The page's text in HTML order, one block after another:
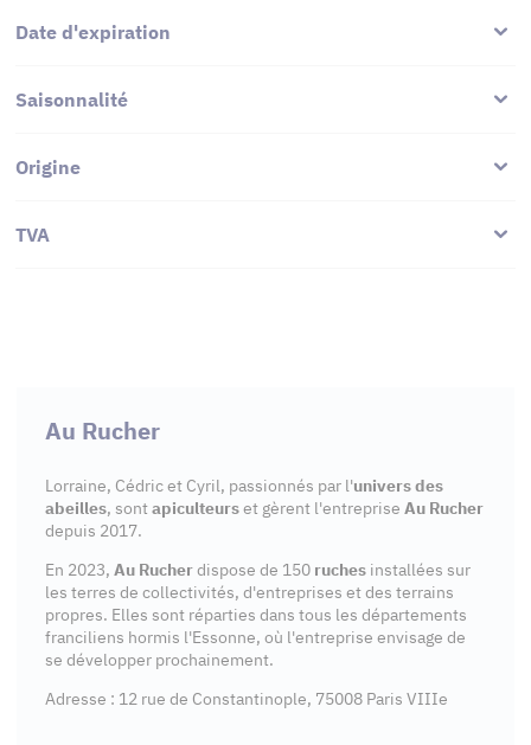
Date d'expiration
Saisonnalité
Origine
TVA
Au Rucher
Lorraine, Cédric et Cyril, passionnés par l'univers des
abeilles, sontapiculteurset gèrent l'entreprise Au Rucher
depuis 2017.
En 2023, Au Rucherdispose de 150 ruches installées sur
les terres de collectivités, d'entreprises et des terrains
propres. Elles sont réparties dans tous les départements
franciliens hormis l'Essonne, où l'entreprise envisage de
se développer prochainement.
Adresse : 12 rue de Constantinople, 75008 Paris VIIIe